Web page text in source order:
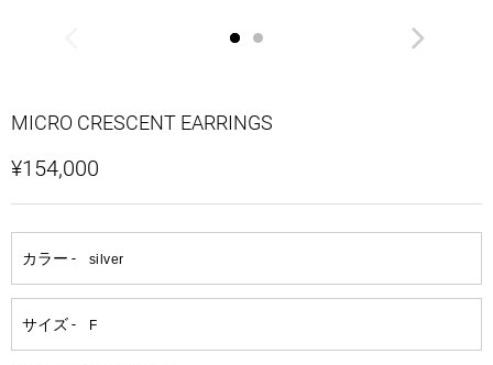
MICRO CRESCENT EARRINGS
¥154,000